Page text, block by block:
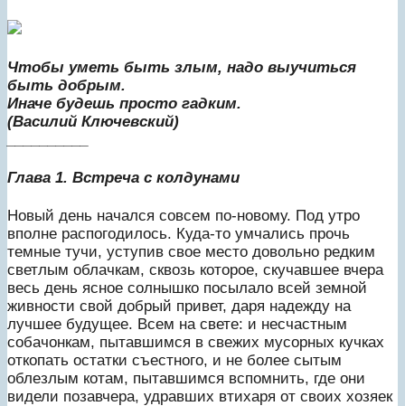
Чтобы уметь быть злым, надо выучиться
быть добрым.
Иначе будешь просто гадким.
(Василий Ключевский)
Глава 1. Встреча с колдунами
Новый день начался совсем по-новому. Под утро
вполне распогодилось. Куда-то умчались прочь
темные тучи, уступив свое место довольно редким
светлым облачкам, сквозь которое, скучавшее вчера
весь день ясное солнышко посылало всей земной
живности свой добрый привет, даря надежду на
лучшее будущее. Всем на свете: и несчастным
собачонкам, пытавшимся в свежих мусорных кучках
откопать остатки съестного, и не более сытым
облезлым котам, пытавшимся вспомнить, где они
видели позавчера, удравших втихаря от своих хозяек